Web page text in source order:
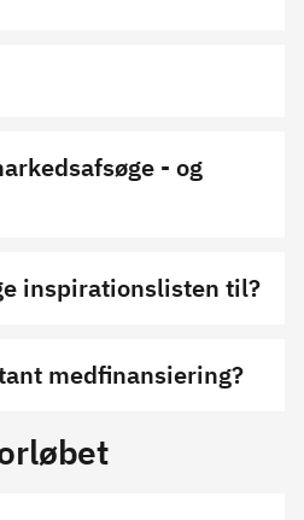
- og
inspirationslisten til?
medfinansiering?